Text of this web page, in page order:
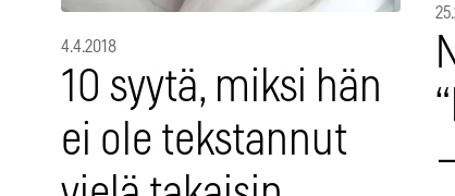
4.4.2018
10 syytä, miksi hän
ei ole tekstannut